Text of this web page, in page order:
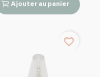
 
Ajouter au panier
favorite_border